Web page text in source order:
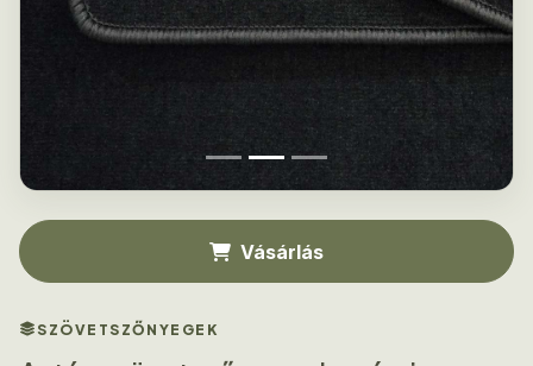
Vásárlás
SZÖVETSZŐNYEGEK